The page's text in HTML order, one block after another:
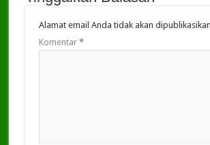
Alamat email Anda tidak akan
Komentar *